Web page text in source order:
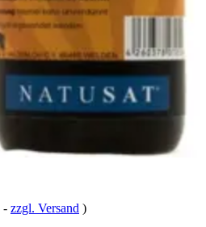
- zzgl. Versand )